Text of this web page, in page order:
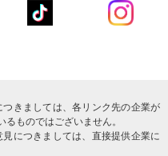
きましては、各リンク先の企業が
ものではございません。
につきましては、直接提供企業に